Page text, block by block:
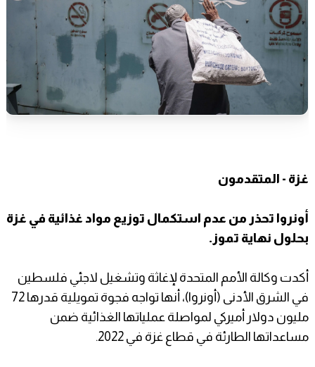
غزة - المتقدمون
أونروا تحذر من عدم استكمال توزيع مواد غذائية في غزة
بحلول نهاية تموز.
أكدت وكالة الأمم المتحدة لإغاثة وتشغيل لاجئي فلسطين
في الشرق الأدنى (أونروا)، أنها تواجه فجوة تمويلية قدرها 72
مليون دولار أميركي لمواصلة عملياتها الغذائية ضمن
مساعداتها الطارئة في قطاع غزة في 2022.